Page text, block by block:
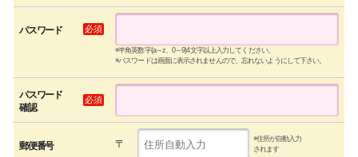
パスワード 必須
※半角英数字(a～z、0～9)4文字以上入力してください。
※パスワードは画面に表示されませんので、忘れないようにして下さい。
パスワード
確認
必須
郵便番号 〒
※住所が自動入力
されます